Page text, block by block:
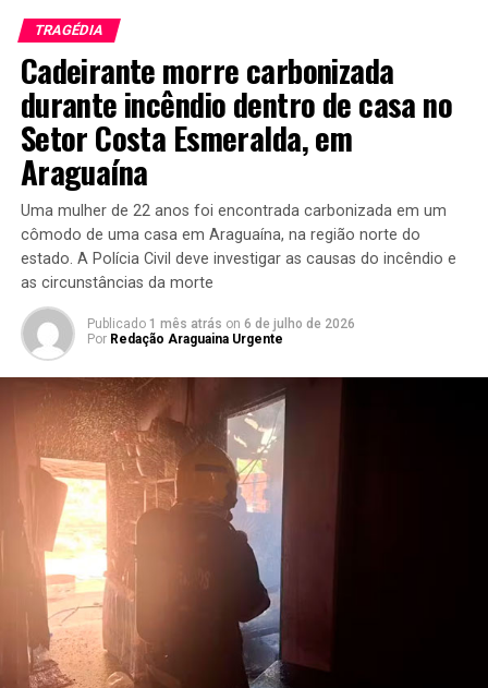
TRAGÉDIA
Cadeirante morre carbonizada
durante incêndio dentro de casa no
Setor Costa Esmeralda, em
Araguaína
Uma mulher de 22 anos foi encontrada carbonizada em um
cômodo de uma casa em Araguaína, na região norte do
estado. A Polícia Civil deve investigar as causas do incêndio e
as circunstâncias da morte
Publicado 1 mês atrás on 6 de julho de 2026
Por Redação Araguaina Urgente